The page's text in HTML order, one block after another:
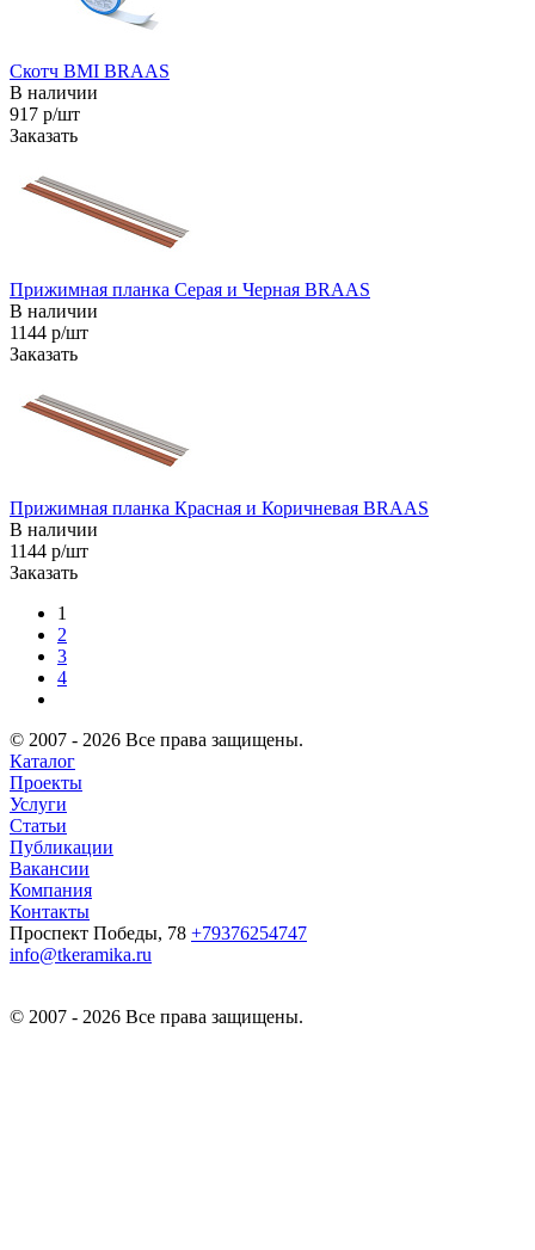
Скотч BMI BRAAS
В наличии
917 р/шт
Заказать
Прижимная планка Серая и Черная BRAAS
В наличии
1144 р/шт
Заказать
Прижимная планка Красная и Коричневая BRAAS
В наличии
1144 р/шт
Заказать
1
2
3
4
© 2007 - 2026 Все права защищены.
Каталог
Проекты
Услуги
Статьи
Публикации
Вакансии
Компания
Контакты
Проспект Победы, 78 +79376254747
info@tkeramika.ru
© 2007 - 2026 Все права защищены.